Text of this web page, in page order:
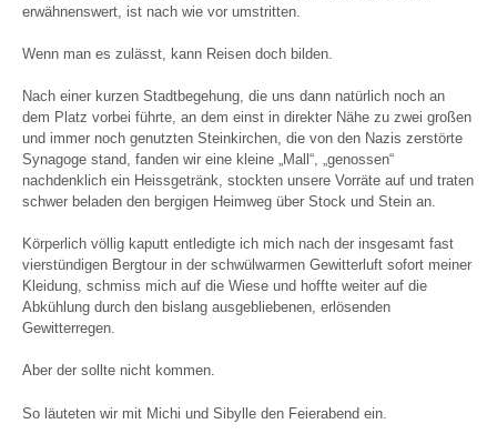
erwähnenswert, ist nach wie vor umstritten.
Wenn man es zulässt, kann Reisen doch bilden.
Nach einer kurzen Stadtbegehung, die uns dann natürlich noch an
dem Platz vorbei führte, an dem einst in direkter Nähe zu zwei großen
und immer noch genutzten Steinkirchen, die von den Nazis zerstörte
Synagoge stand, fanden wir eine kleine „Mall“, „genossen“
nachdenklich ein Heissgetränk, stockten unsere Vorräte auf und traten
schwer beladen den bergigen Heimweg über Stock und Stein an.
Körperlich völlig kaputt entledigte ich mich nach der insgesamt fast
vierstündigen Bergtour in der schwülwarmen Gewitterluft sofort meiner
Kleidung, schmiss mich auf die Wiese und hoffte weiter auf die
Abkühlung durch den bislang ausgebliebenen, erlösenden
Gewitterregen.
Aber der sollte nicht kommen.
So läuteten wir mit Michi und Sibylle den Feierabend ein.